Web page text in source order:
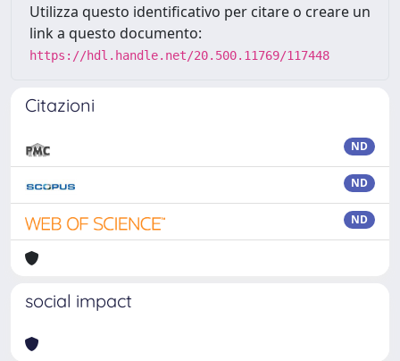
Utilizza questo identificativo per citare o creare un
link a questo documento:
https://hdl.handle.net/20.500.11769/117448
Citazioni
ND
ND
ND
social impact